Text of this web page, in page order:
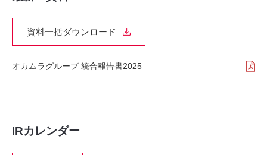
資料一括ダウンロード
オカムラグループ 統合報告書2025
IRカレンダー